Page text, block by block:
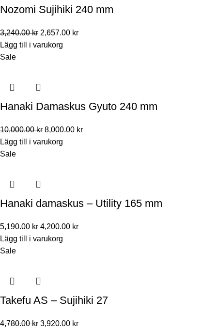
Nozomi Sujihiki 240 mm
3,240.00kr 2,657.00 kr
Lägg till i varukorg
Sale
Hanaki Damaskus Gyuto 240 mm
10,000.00kr 8,000.00 kr
Lägg till i varukorg
Sale
Hanaki damaskus – Utility 165 mm
5,190.00kr 4,200.00 kr
Lägg till i varukorg
Sale
Takefu AS – Sujihiki 27
4,780.00kr 3,920.00 kr